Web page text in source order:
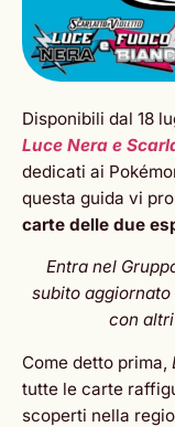
Disponibili dal 18
Luce Nera e
dedicati ai
questa guida vi
carte delle due
Entra nel
subito
con
Come detto prima,
tutte le carte
scoperti nella